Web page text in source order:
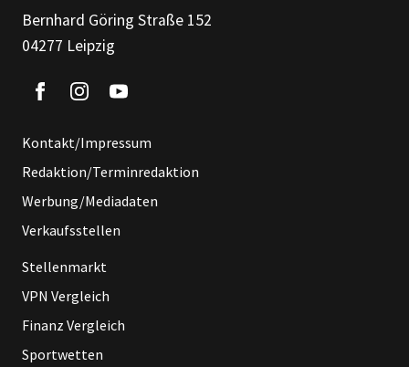
Bernhard Göring Straße 152
04277 Leipzig
Kontakt/Impressum
Redaktion/Terminredaktion
Werbung/Mediadaten
Verkaufsstellen
Stellenmarkt
VPN Vergleich
Finanz Vergleich
Sportwetten